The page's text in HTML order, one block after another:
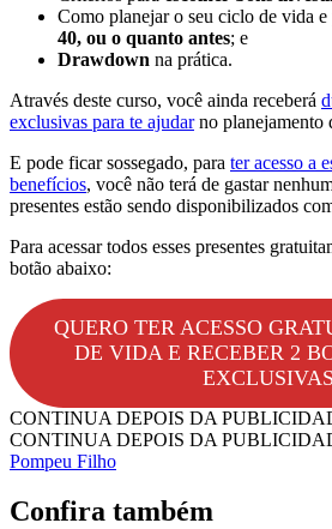
Como planejar o seu ciclo de vida e
40, ou o quanto antes; e
Drawdown na prática.
Através deste curso, você ainda receberá
exclusivas para te ajudarno planejamento
E pode ficar sossegado, para ter acesso a
benefícios, você não terá de gastar
presentes estão sendo disponibilizados
Para acessar todos esses presentes
botão abaixo:
QUERO TER ACESSO
DE VIDA E RECEBER 2
EXCLUSIVAS
CONTINUA DEPOIS DA
CONTINUA DEPOIS DA
Pompeu Filho
Confira também